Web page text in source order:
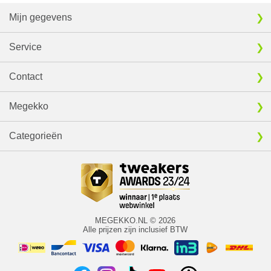
Mijn gegevens
Service
Contact
Megekko
Categorieën
MEGEKKO.NL © 2026
Alle prijzen zijn inclusief BTW